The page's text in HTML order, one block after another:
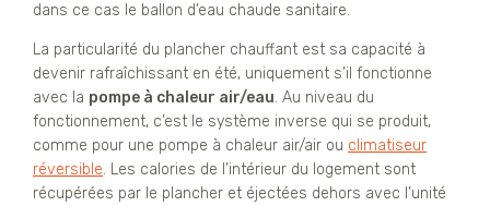
dans ce cas le ballon d’eau chaude sanitaire.
La particularité du plancher chauffant est sa capacité à
devenir rafraîchissant en été, uniquement s’il fonctionne
avec la pompe à chaleur air/eau. Au niveau du
fonctionnement, c’est le système inverse qui se produit,
comme pour une pompe à chaleur air/air ou climatiseur
réversible. Les calories de l’intérieur du logement sont
récupérées par le plancher et éjectées dehors avec l’unité